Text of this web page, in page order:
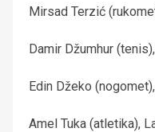
Mirsad Terzić
Damir Džumhur
Edin Džeko
Amel Tuka (atletika),